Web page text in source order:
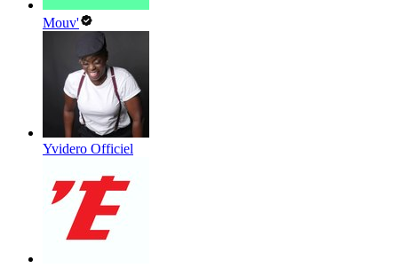
Mouv'
Yvidero Officiel